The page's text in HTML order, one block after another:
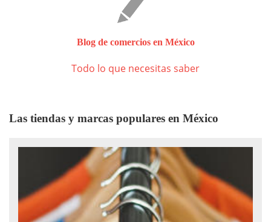
Blog de comercios en México
Todo lo que necesitas saber
Las tiendas y marcas populares en México